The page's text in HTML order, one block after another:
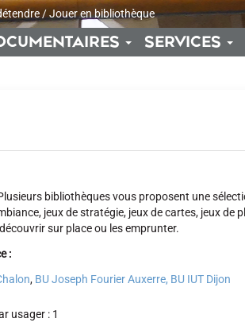
/Jouer en bibliothèque
SERVICES
bibliothèques vous proposent une
jeux de stratégie, jeux de cartes, jeux de
sur place ou les emprunter.
:
, BU Joseph Fourier Auxerre, BU IUT Dijon
usager : 1